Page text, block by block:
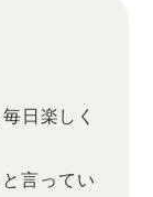
日楽しく
と言ってい